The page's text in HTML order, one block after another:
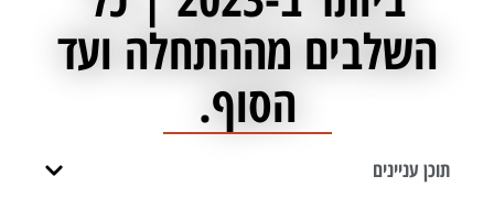
השלבים מההתחלה ועד
הסוף.
תוכן עניינים